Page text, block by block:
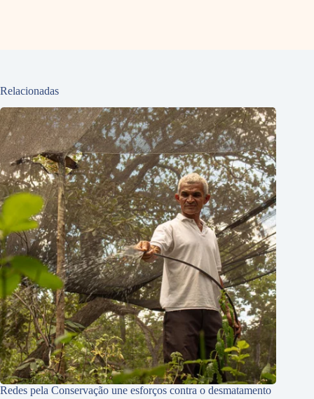
Relacionadas
Redes pela Conservação une esforços contra o desmatamento